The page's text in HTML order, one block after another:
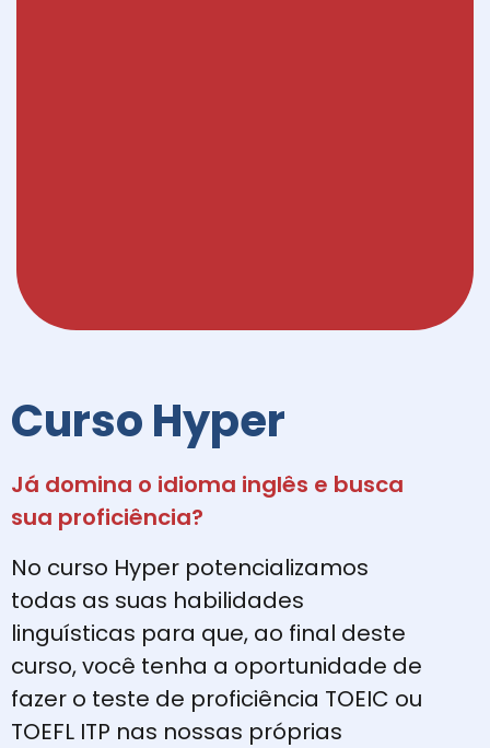
Curso Hyper
Já domina o idioma inglês e busca
sua proficiência?
No curso Hyper potencializamos
todas as suas habilidades
linguísticas para que, ao final deste
curso, você tenha a oportunidade de
fazer o teste de proficiência TOEIC ou
TOEFL ITP nas nossas próprias